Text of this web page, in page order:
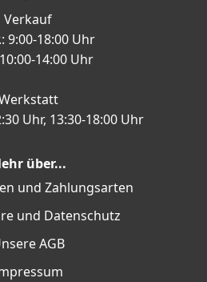
Verkauf
9:00-18:00 Uhr
14:00 Uhr
Uhr, 13:30-18:00 Uhr
über...
und Zahlungsarten
und Datenschutz
AGB